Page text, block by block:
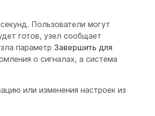
Пользователи могут
готов, узел сообщает
параметр Завершить для
о сигналах, а система
или изменения настроек из